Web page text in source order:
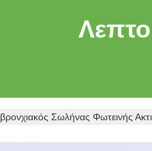
Σωλήνας Φωτεινής